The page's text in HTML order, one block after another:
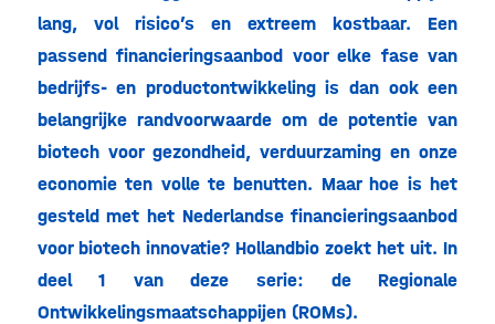
lang, vol risico’s en extreem kostbaar. Een
passend financieringsaanbod voor elke fase van
bedrijfs- en productontwikkeling is dan ook een
belangrijke randvoorwaarde om de potentie van
biotech voor gezondheid, verduurzaming en onze
economie ten volle te benutten. Maar hoe is het
gesteld met het Nederlandse financieringsaanbod
voor biotech innovatie? Hollandbio zoekt het uit. In
deel 1 van deze serie: de Regionale
Ontwikkelingsmaatschappijen (ROMs).